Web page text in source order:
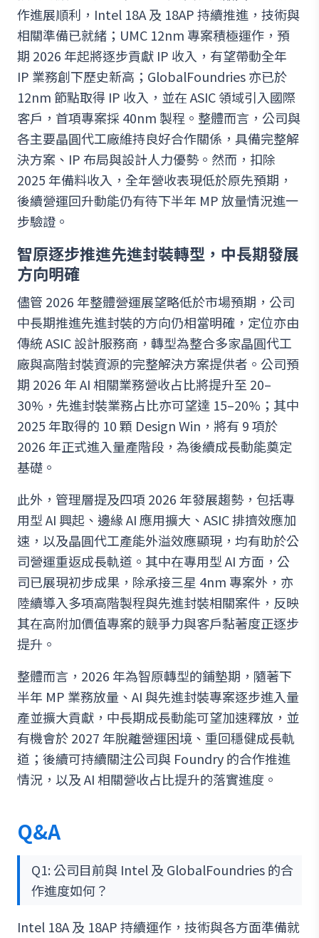
作進展順利，Intel 18A 及 18AP 持續推進，技術與
相關準備已就緒；UMC 12nm 專案積極運作，預
期 2026 年起將逐步貢獻 IP 收入，有望帶動全年
IP 業務創下歷史新高；GlobalFoundries 亦已於
12nm 節點取得 IP 收入，並在 ASIC 領域引入國際
客戶，首項專案採 40nm 製程。整體而言，公司與
各主要晶圓代工廠維持良好合作關係，具備完整解
決方案、IP 布局與設計人力優勢。然而，扣除
2025 年備料收入，全年營收表現低於原先預期，
後續營運回升動能仍有待下半年 MP 放量情況進一
步驗證。
智原逐步推進先進封裝轉型，中長期發展
方向明確
儘管 2026 年整體營運展望略低於市場預期，公司
中長期推進先進封裝的方向仍相當明確，定位亦由
傳統 ASIC 設計服務商，轉型為整合多家晶圓代工
廠與高階封裝資源的完整解決方案提供者。公司預
期 2026 年 AI 相關業務營收占比將提升至 20–
30%，先進封裝業務占比亦可望達 15–20%；其中
2025 年取得的 10 顆 Design Win，將有 9 項於
2026 年正式進入量產階段，為後續成長動能奠定
基礎。
此外，管理層提及四項 2026 年發展趨勢，包括專
用型 AI 興起、邊緣 AI 應用擴大、ASIC 排擠效應加
速，以及晶圓代工產能外溢效應顯現，均有助於公
司營運重返成長軌道。其中在專用型 AI 方面，公
司已展現初步成果，除承接三星 4nm 專案外，亦
陸續導入多項高階製程與先進封裝相關案件，反映
其在高附加價值專案的競爭力與客戶黏著度正逐步
提升。
整體而言，2026 年為智原轉型的鋪墊期，隨著下
半年 MP 業務放量、AI 與先進封裝專案逐步進入量
產並擴大貢獻，中長期成長動能可望加速釋放，並
有機會於 2027 年脫離營運困境、重回穩健成長軌
道；後續可持續關注公司與 Foundry 的合作推進
情況，以及 AI 相關營收占比提升的落實進度。
Q&A
Q1: 公司目前與 Intel 及 GlobalFoundries 的合
作進度如何？
Intel 18A 及 18AP 持續運作，技術與各方面準備就